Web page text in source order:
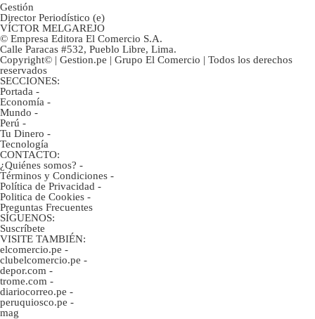
Gestión
Director Periodístico (e)
VÍCTOR MELGAREJO
© Empresa Editora El Comercio S.A.
Calle Paracas #532, Pueblo Libre, Lima.
Copyright© | Gestion.pe | Grupo El Comercio | Todos los derechos
reservados
SECCIONES:
Portada -
Economía -
Mundo -
Perú -
Tu Dinero -
Tecnología
CONTACTO:
¿Quiénes somos? -
Términos y Condiciones -
Política de Privacidad -
Politica de Cookies -
Preguntas Frecuentes
SÍGUENOS:
Suscríbete
VISITE TAMBIÉN:
elcomercio.pe -
clubelcomercio.pe -
depor.com -
trome.com -
diariocorreo.pe -
peruquiosco.pe -
mag